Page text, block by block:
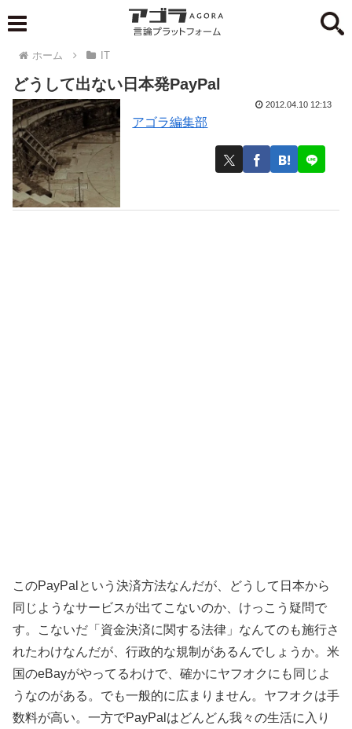
ホーム IT
どうして出ない日本発PayPal
アゴラ編集部
2012.04.10 12:13
このPayPalという決済方法なんだが、どうして日本から
同じようなサービスが出てこないのか、けっこう疑問で
す。こないだ「資金決済に関する法律」なんてのも施行さ
れたわけなんだが、行政的な規制があるんでしょうか。米
国のeBayがやってるわけで、確かにヤフオクにも同じよ
うなのがある。でも一般的に広まりません。ヤフオクは手
数料が高い。一方でPayPalはどんどん我々の生活に入り